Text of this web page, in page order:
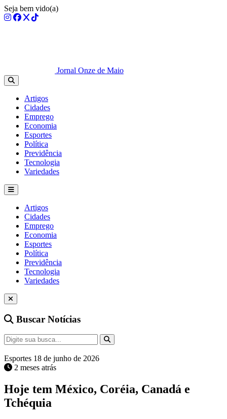
Seja bem vido(a)
Jornal Onze de Maio
Artigos
Cidades
Emprego
Economia
Esportes
Política
Previdência
Tecnologia
Variedades
Artigos
Cidades
Emprego
Economia
Esportes
Política
Previdência
Tecnologia
Variedades
Buscar Notícias
Esportes 18 de junho de 2026
2 meses atrás
Hoje tem México, Coréia, Canadá e
Tchéquia